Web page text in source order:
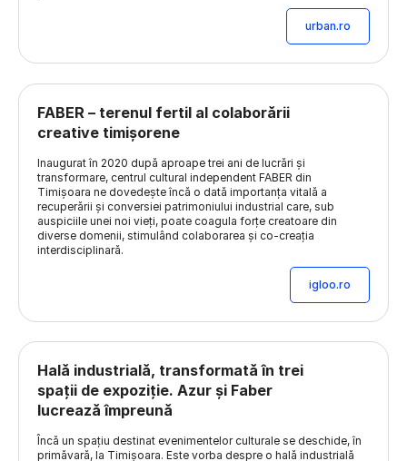
urban.ro
FABER – terenul fertil al colaborării
creative timișorene
Inaugurat în 2020 după aproape trei ani de lucrări și
transformare, centrul cultural independent FABER din
Timișoara ne dovedește încă o dată importanța vitală a
recuperării și conversiei patrimoniului industrial care, sub
auspiciile unei noi vieți, poate coagula forțe creatoare din
diverse domenii, stimulând colaborarea și co-creația
interdisciplinară.
igloo.ro
Hală industrială, transformată în trei
spații de expoziție. Azur și Faber
lucrează împreună
Încă un spațiu destinat evenimentelor culturale se deschide, în
primăvară, la Timișoara. Este vorba despre o hală industrială